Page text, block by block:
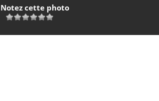
Notez cette photo